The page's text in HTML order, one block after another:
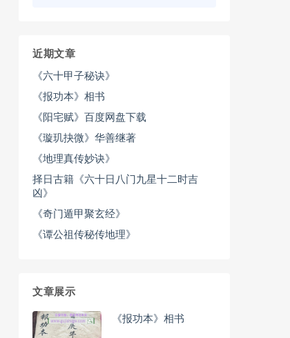
近期文章
《六十甲子秘诀》
《报功本》相书
《阳宅赋》百度网盘下载
《璇玑抉微》华善继著
《地理真传妙诀》
择日古籍《六十日八门九星十二时吉
凶》
《奇门遁甲聚玄经》
《谭公祖传秘传地理》
文章展示
《报功本》相书